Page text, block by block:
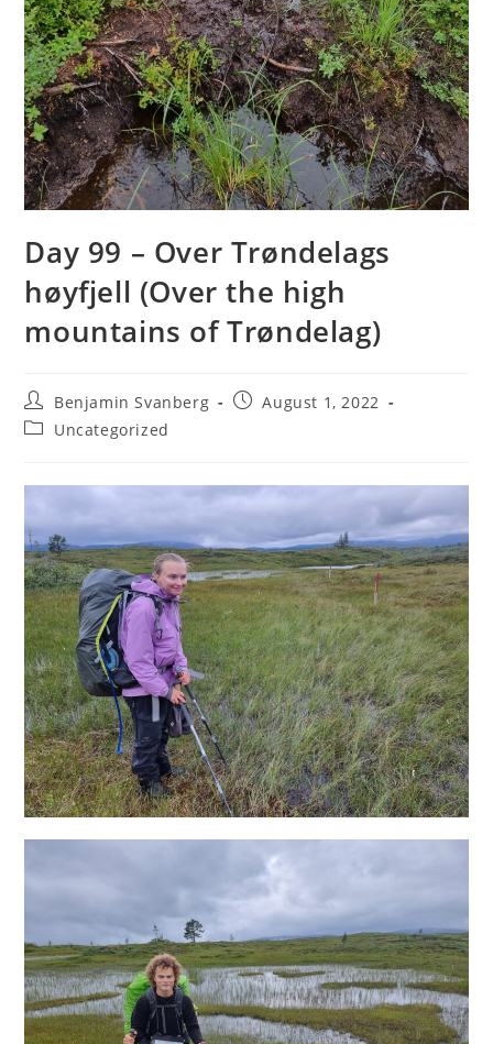
Day 99 – Over Trøndelags
høyfjell (Over the high
mountains of Trøndelag)
Post
author:
Benjamin Svanberg
PostAugust 1, 2022
PostUncategorized